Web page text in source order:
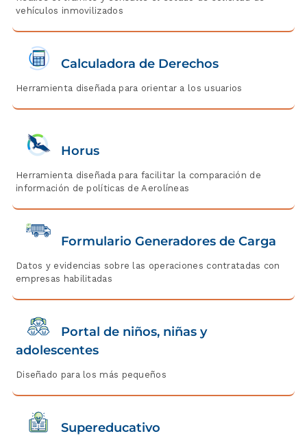
vehículos inmovilizados
Calculadora de Derechos
Herramienta diseñada para orientar a los usuarios
Horus
Herramienta diseñada para facilitar la comparación de
información de políticas de Aerolíneas
Formulario Generadores de Carga
Datos y evidencias sobre las operaciones contratadas con
empresas habilitadas
Portal de niños, niñas y
adolescentes
Diseñado para los más pequeños
Supereducativo